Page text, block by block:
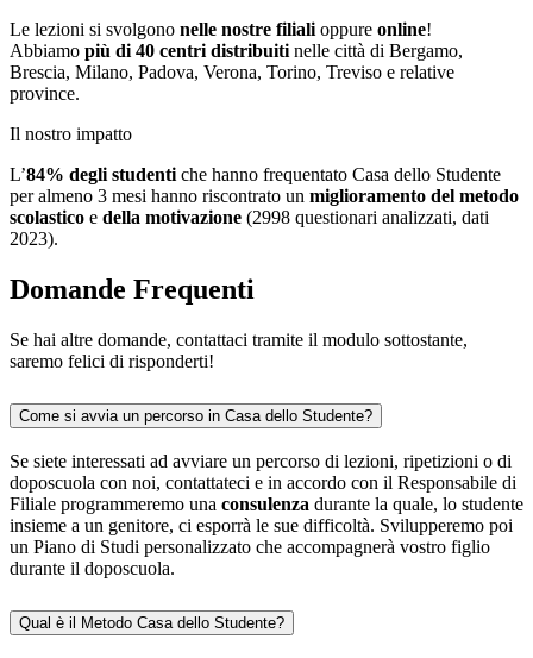
Le lezioni si svolgono nelle nostre filiali oppure online!
Abbiamo più di 40 centri distribuiti nelle città di Bergamo,
Brescia, Milano, Padova, Verona, Torino, Treviso e relative
province.
Il nostro impatto
L’84% degli studenti che hanno frequentato Casa dello Studente
per almeno 3 mesi hanno riscontrato un miglioramento del metodo
scolastico e della motivazione (2998 questionari analizzati, dati
2023).
Domande Frequenti
Se hai altre domande, contattaci tramite il modulo sottostante,
saremo felici di risponderti!
Come si avvia un percorso in Casa dello Studente?
Se siete interessati ad avviare un percorso di lezioni, ripetizioni o di
doposcuola con noi, contattateci e in accordo con il Responsabile di
Filiale programmeremo una consulenza durante la quale, lo studente
insieme a un genitore, ci esporrà le sue difficoltà. Svilupperemo poi
un Piano di Studi personalizzato che accompagnerà vostro figlio
durante il doposcuola.
Qual è il Metodo Casa dello Studente?